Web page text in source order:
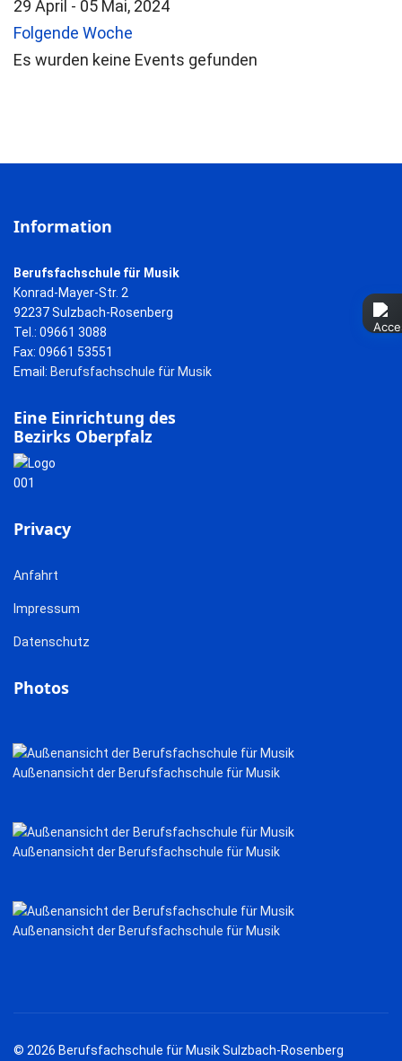
29 April - 05 Mai, 2024
Folgende Woche
Es wurden keine Events gefunden
Information
Berufsfachschule für Musik
Konrad-Mayer-Str. 2
92237 Sulzbach-Rosenberg
Tel.: 09661 3088
Fax: 09661 53551
Email: Berufsfachschule für Musik
Eine Einrichtung des
Bezirks Oberpfalz
Privacy
Anfahrt
Impressum
Datenschutz
Photos
Außenansicht der Berufsfachschule für Musik
Außenansicht der Berufsfachschule für Musik
Außenansicht der Berufsfachschule für Musik
© 2026 Berufsfachschule für Musik Sulzbach-Rosenberg